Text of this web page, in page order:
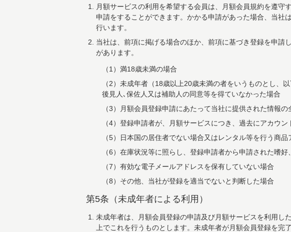
月額サービスの利用を希望する会員は、月額会員規約を遵
申請をすることができます。かかる申請があった場合、当社
行います。
当社は、前項に掲げる場合のほか、前項に基づき登録を申請
があります。
（1）満18歳未満の場合
（2）未成年者（18歳以上20歳未満の者をいうものとし、
後見人､保佐人又は補助人の同意等を得ていなかった場合
（3）月額会員登録申請にあたって当社に提供された情報
（4）登録申請者が、月額サービスにつき、過去にアカウ
（5）日本国の居住者でない場合又はレンタル等を行う商
（6）在庫状況等に照らし、登録申請者から申請された嗜
（7）有効な電子メールアドレスを保有していない場合
（8）その他、当社が登録を適当でないと判断した場合
第5条（未成年者による利用）
未成年者は、月額会員登録の申請及び月額サービスを利用し
上でこれを行うものとします。未成年者が月額会員登録を